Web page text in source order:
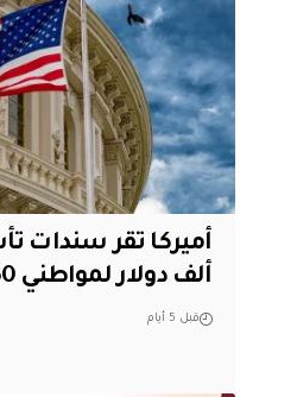
ألف دولار لمواطني 50 دولة
قبل 5 أيام